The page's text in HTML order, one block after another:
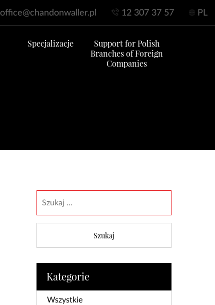
office@chandonwaller.pl 12 307 37 57 PL
Specjalizacje
Support for Polish
Branches of Foreign
Companies
Kategorie
Wszystkie